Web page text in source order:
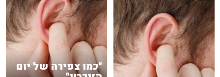
"כמו צפירה של יום